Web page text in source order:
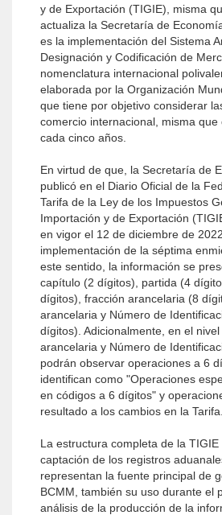
y de Exportación (TIGIE), misma
actualiza la Secretaría de
es la implementación del Sistema
Designación y Codificación de
nomenclatura internacional
elaborada por la Organización
que tiene por objetivo considerar
comercio internacional, misma que
cada cinco años.
En virtud de que, la Secretaría de
publicó en el Diario Oficial de la
Tarifa de la Ley de los Impuestos
Importación y de Exportación
en vigor el 12 de diciembre de
implementación de la séptima
este sentido, la información se
capítulo (2 dígitos), partida (4
dígitos), fracción arancelaria (8
arancelaria y Número de
dígitos). Adicionalmente, en el
arancelaria y Número de
podrán observar operaciones a 6
identifican como "Operaciones
en códigos a 6 dígitos" y
resultado a los cambios en la Tarifa.
La estructura completa de la
captación de los registros
representan la fuente principal de
BCMM, también su uso durante el
análisis de la producción de la